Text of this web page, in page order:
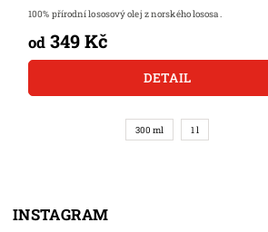
od 349 Kč
DETAIL
100% přírodní lososový olej z norského lososa.
300 ml 1 l
INSTAGRAM